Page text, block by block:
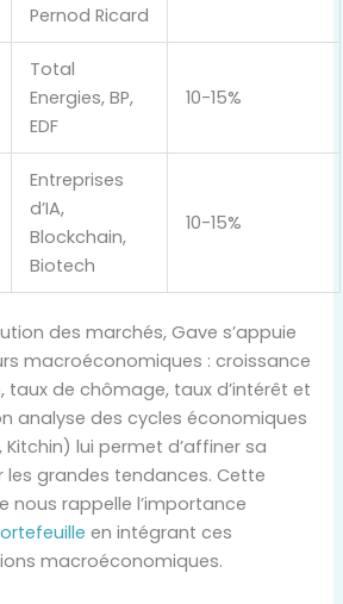
Pernod Ricard
Total
Energies, BP,
EDF
10-15%
Entreprises
d’IA,
Blockchain,
Biotech
10-15%
des marchés, Gave s’appuie
macroéconomiques : croissance
taux de chômage, taux d’intérêt et
analyse des cycles économiques
lui permet d’affiner sa
les grandes tendances. Cette
nous rappelle l’importance
en intégrant ces
macroéconomiques.